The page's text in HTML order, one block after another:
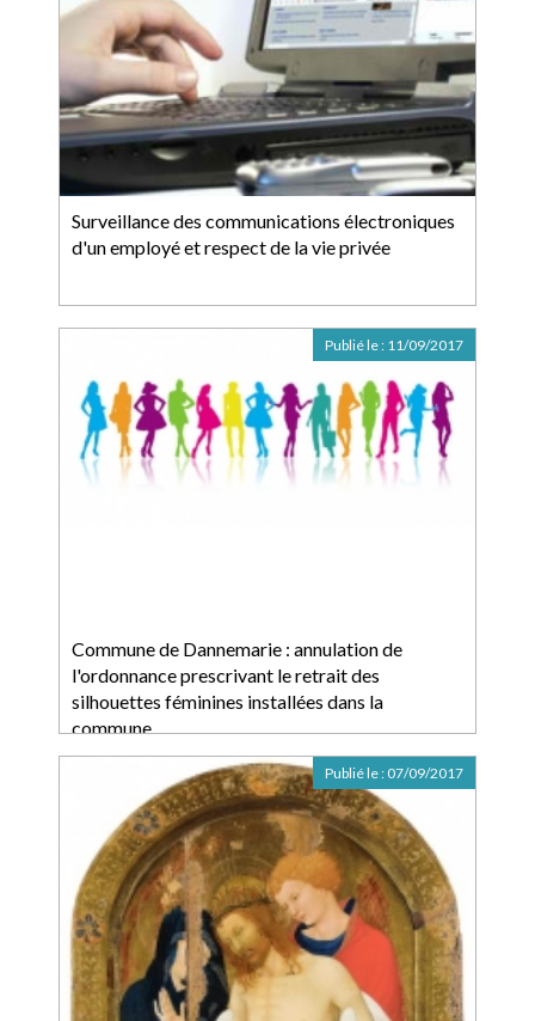
Surveillance des communications électroniques
d'un employé et respect de la vie privée
Commune de Dannemarie : annulation de
l'ordonnance prescrivant le retrait des
silhouettes féminines installées dans la
commune
Publié le : 11/09/2017
Publié le : 07/09/2017